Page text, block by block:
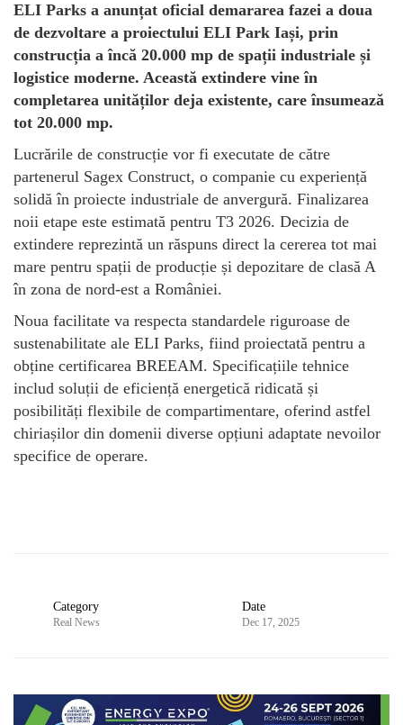
ELI Parks a anunțat oficial demararea fazei a doua
de dezvoltare a proiectului ELI Park Iași, prin
construcția a încă 20.000 mp de spații industriale și
logistice moderne. Această extindere vine în
completarea unităților deja existente, care însumează
tot 20.000 mp.
Lucrările de construcție vor fi executate de către
partenerul Sagex Construct, o companie cu experiență
solidă în proiecte industriale de anvergură. Finalizarea
noii etape este estimată pentru T3 2026. Decizia de
extindere reprezintă un răspuns direct la cererea tot mai
mare pentru spații de producție și depozitare de clasă A
în zona de nord-est a României.
Noua facilitate va respecta standardele riguroase de
sustenabilitate ale ELI Parks, fiind proiectată pentru a
obține certificarea BREEAM. Specificațiile tehnice
includ soluții de eficiență energetică ridicată și
posibilități flexibile de compartimentare, oferind astfel
chiriașilor din domenii diverse opțiuni adaptate nevoilor
specifice de operare.
Category
Real News
Date
Dec 17, 2025